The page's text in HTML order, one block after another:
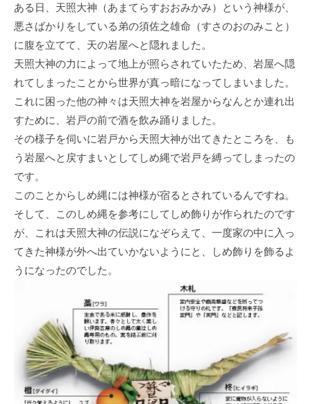
ある日、天照大神（あまてらすおおみかみ）という神様が、
悪さばかりをしている弟の須佐之雄命（すさのおのみこと）
に腹を立てて、天の岩屋へと隠れました。
天照大神の力によって地上が照らされていたため、岩屋へ隠
れてしまったことから世界が真っ暗になってしまいました。
これに困った他の神々は天照大神を岩屋からなんとか連れ出
すために、岩戸の前で酒を飲み踊りました。
その様子を伺いに岩戸から天照大神が出てきたところを、も
う岩屋へと戻すまいとしてしめ縄で岩戸を縛ってしまったの
です。
このことからしめ縄には神様が宿るとされているんですね。
そして、このしめ縄を参考にしてしめ飾りが作られたのです
が、これは天照大神の伝説になぞらえて、一度家の中に入っ
てきた神様が外へ出ていかないようにと、しめ飾りを飾るよ
うになったのでした。